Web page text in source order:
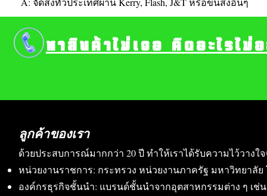
ลูกค้าของเรา
ด้วยประสบการณ์มากกว่า 20 ปี ทำให้เราได้รับความไว้วา
หน่วยงานราชการ: กระทรวง หน่วยงานภาครัฐ มหาวิทยาลัย
องค์กรธุรกิจชั้นนำ: แบรนด์ชั้นนำจากอุตสาหกรรมต่าง ๆ เช่
หาสินค้าไม่เจอ คิดอะไรไ